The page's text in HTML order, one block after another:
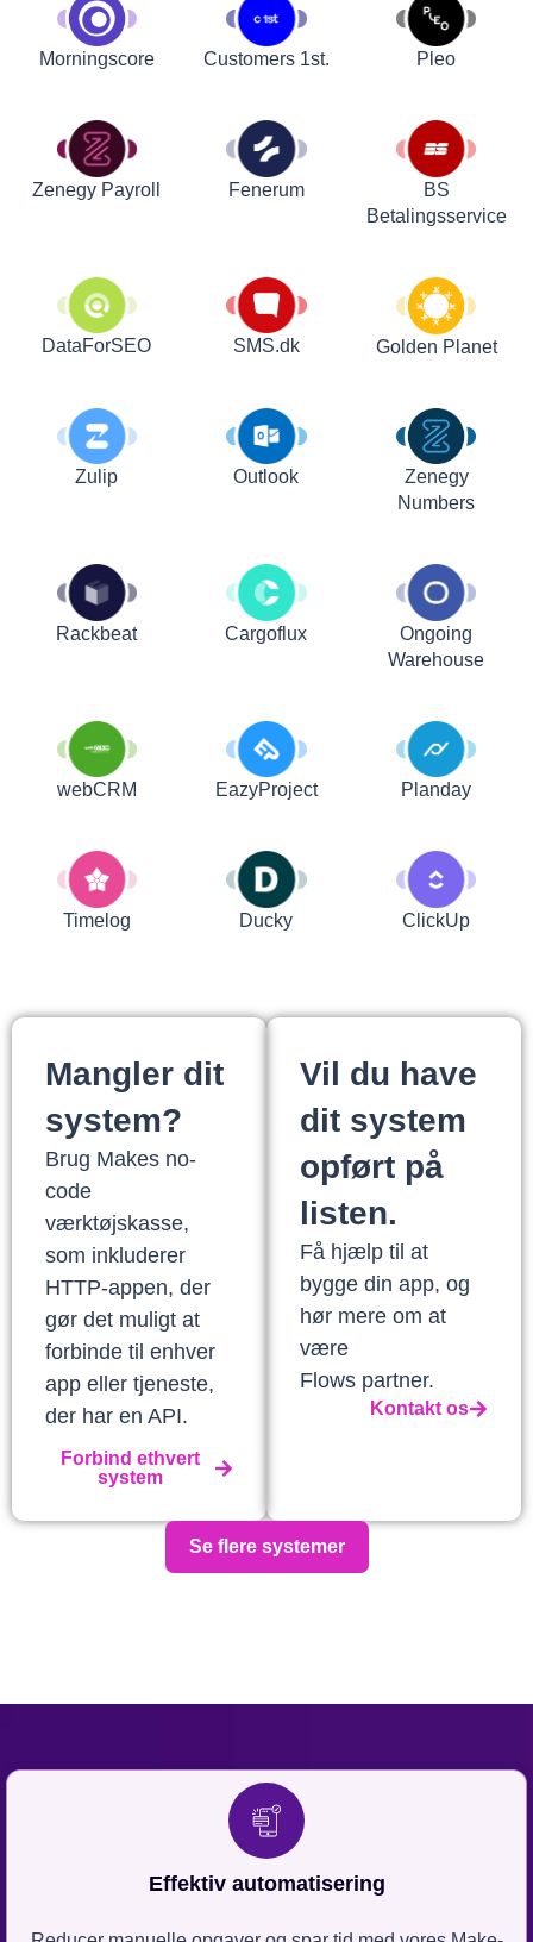
Morningscore Customers 1st. Pleo
Zenegy Payroll Fenerum
BS
Betalingsservice
DataForSEO SMS.dk Golden Planet
Zulip Outlook
Zenegy
Numbers
Rackbeat Cargoflux
Ongoing
Warehouse
webCRM EazyProject Planday
Timelog Ducky ClickUp
Mangler dit
system?
Brug Makes no-
code
værktøjskasse,
som inkluderer
HTTP-appen, der
gør det muligt at
forbinde til enhver
app eller tjeneste,
der har en API.
Forbind ethvert
system
Vil du have
dit system
opført på
listen.
Få hjælp til at
bygge din app, og
hør mere om at
være
Flows partner.
Kontakt os
Se flere systemer
Effektiv automatisering